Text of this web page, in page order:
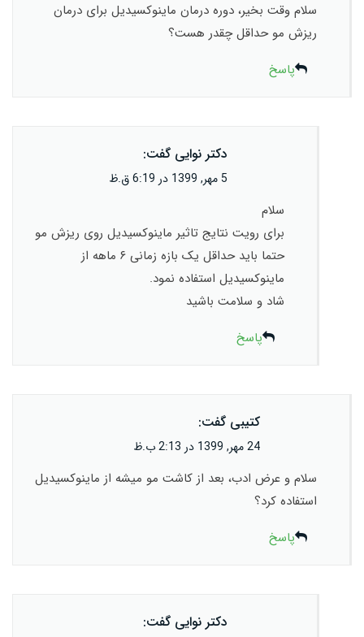
سلام وقت بخیر، دوره درمان ماینوکسیدیل برای درمان
ریزش مو حداقل چقدر هست؟
پاسخ
دکتر نوایی گفت:
5 مهر, 1399 در 6:19 ق.ظ
سلام
برای رویت نتایج تاثیر ماینوکسیدیل روی ریزش مو
حتما باید حداقل یک بازه زمانی ۶ ماهه از
ماینوکسیدیل استفاده نمود.
شاد و سلامت باشید
پاسخ
کتیبی گفت:
24 مهر, 1399 در 2:13 ب.ظ
سلام و عرض ادب، بعد از کاشت مو میشه از ماینوکسیدیل
استفاده کرد؟
پاسخ
دکتر نوایی گفت: